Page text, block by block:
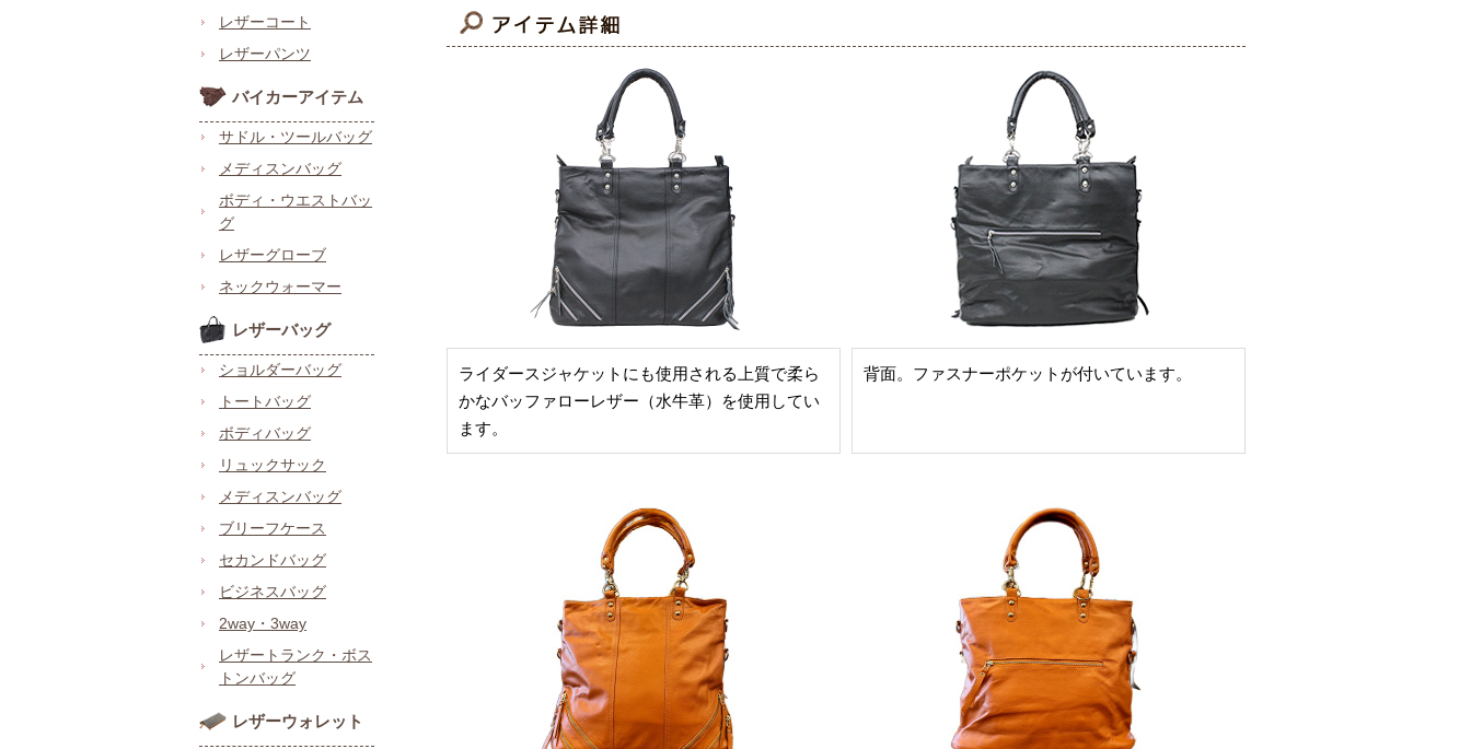
レザーコート
レザーパンツ
バイカーアイテム
サドル・ツールバッグ
メディスンバッグ
ボディ・ウエストバッ
グ
レザーグローブ
ネックウォーマー
レザーバッグ
ショルダーバッグ
トートバッグ
ボディバッグ
リュックサック
メディスンバッグ
ブリーフケース
セカンドバッグ
ビジネスバッグ
2way・3way
レザートランク・ボス
トンバッグ
レザーウォレット
ライダースジャケットにも使用される上質で柔ら
かなバッファローレザー（水牛革）を使用してい
ます。
背面。ファスナーポケットが付いています。